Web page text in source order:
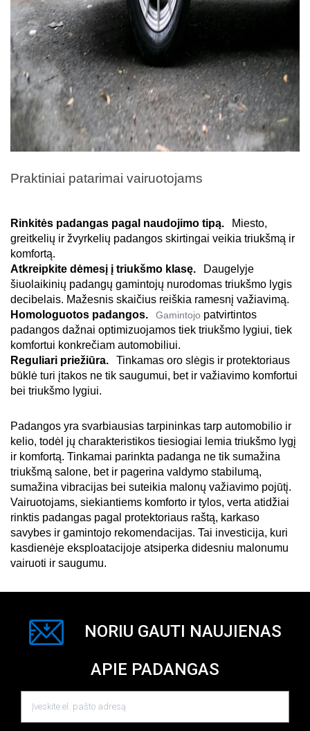
Praktiniai patarimai vairuotojams
Rinkitės padangas pagal naudojimo tipą.
Miesto,
greitkelių ir žvyrkelių padangos skirtingai veikia triukšmą ir
komfortą.
Atkreipkite dėmesį į triukšmo klasę.
Daugelyje
šiuolaikinių padangų gamintojų nurodomas triukšmo lygis
decibelais. Mažesnis skaičius reiškia ramesnį važiavimą.
Homologuotos padangos.
Gamintojo patvirtintos
padangos dažnai optimizuojamos tiek triukšmo lygiui, tiek
komfortui konkrečiam automobiliui.
Reguliari priežiūra.
Tinkamas oro slėgis ir protektoriaus
būklė turi įtakos ne tik saugumui, bet ir važiavimo komfortui
bei triukšmo lygiui.
Padangos yra svarbiausias tarpininkas tarp automobilio ir
kelio, todėl jų charakteristikos tiesiogiai lemia triukšmo lygį
ir komfortą. Tinkamai parinkta padanga ne tik sumažina
triukšmą salone, bet ir pagerina valdymo stabilumą,
sumažina vibracijas bei suteikia malonų važiavimo pojūtį.
Vairuotojams, siekiantiems komforto ir tylos, verta atidžiai
rinktis padangas pagal protektoriaus raštą, karkaso
savybes ir gamintojo rekomendacijas. Tai investicija, kuri
kasdienėje eksploatacijoje atsiperka didesniu malonumu
vairuoti ir saugumu.
NORIU GAUTI NAUJIENAS
APIE PADANGAS